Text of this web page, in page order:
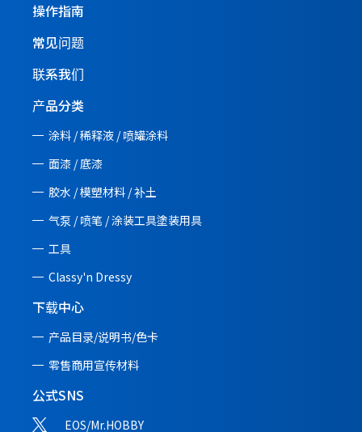
操作指南
常见问题
联系我们
产品分类
涂料 / 稀释液 / 喷罐涂料
面漆 / 底漆
胶水 / 模塑材料 / 补土
气泵 / 喷笔 / 涂装工具塗装用具
工具
Classy'n Dressy
下载中心
产品目录/说明书/色卡
零售商用宣传材料
公式SNS
EOS/Mr.HOBBY